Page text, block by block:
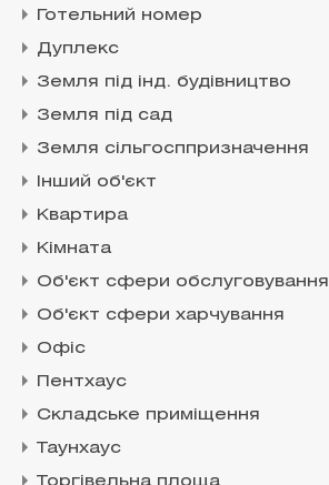
Готельний номер
Дуплекс
Земля під інд. будівництво
Земля під сад
Земля сільгосппризначення
Інший об'єкт
Квартира
Кімната
Об'єкт сфери обслуговування
Об'єкт сфери харчування
Офіс
Пентхаус
Складське приміщення
Таунхаус
Торгівельна площа